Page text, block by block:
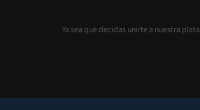
Ya sea que decidas unirte a nuestra